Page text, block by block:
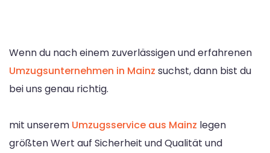
Wenn du nach einem zuverlässigen und erfahrenen
Umzugsunternehmen in Mainz suchst, dann bist du
bei uns genau richtig.
mit unserem Umzugsservice aus Mainz legen
größten Wert auf Sicherheit und Qualität und